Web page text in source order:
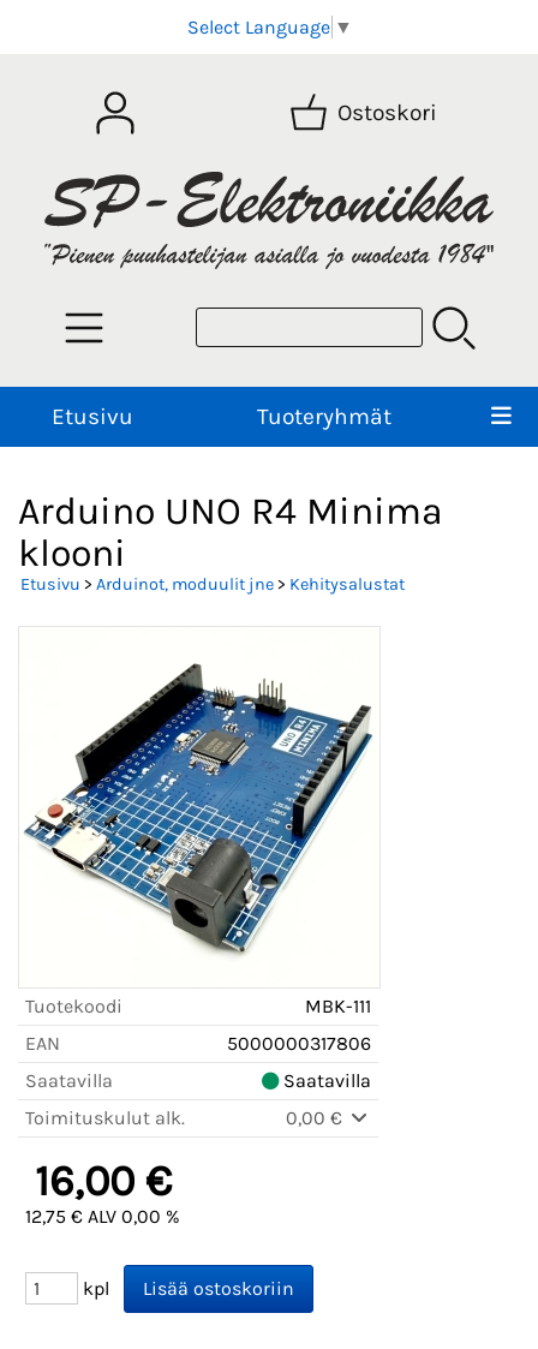
Select Language ▼
Ostoskori
Etusivu Tuoteryhmät
Arduino UNO R4 Minima
klooni
Etusivu > Arduinot, moduulit jne> Kehitysalustat
Tuotekoodi
MBK-111
EAN
5000000317806
Saatavilla
Saatavilla
Toimituskulut alk.
0,00 €
16,00 €
12,75 € ALV 0,00 %
kpl